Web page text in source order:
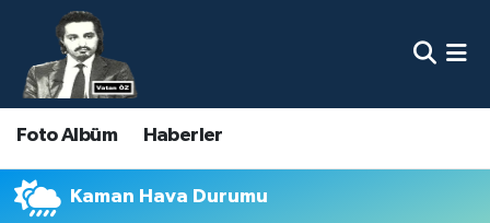
Foto Albüm Haberler
Kaman Hava Durumu
Nöbetçi Eczaneler
Hava Durumu
Namaz Vakitleri